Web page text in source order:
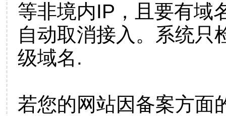
等非境内IP，且要有域
自动取消接入。系统只
级域名.
若您的网站因备案方面